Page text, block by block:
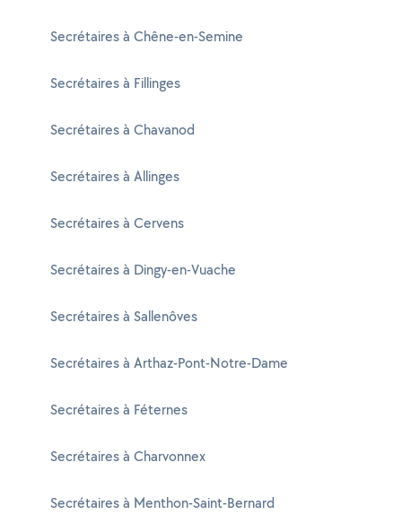
Secrétaires à Chêne-en-Semine
Secrétaires à Fillinges
Secrétaires à Chavanod
Secrétaires à Allinges
Secrétaires à Cervens
Secrétaires à Dingy-en-Vuache
Secrétaires à Sallenôves
Secrétaires à Arthaz-Pont-Notre-Dame
Secrétaires à Féternes
Secrétaires à Charvonnex
Secrétaires à Menthon-Saint-Bernard